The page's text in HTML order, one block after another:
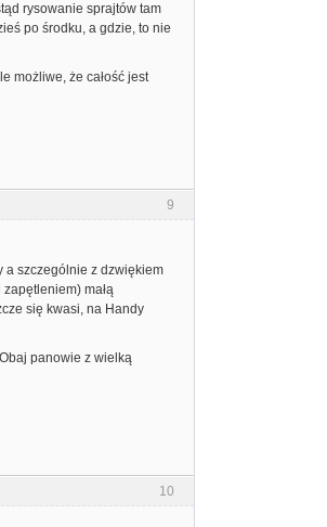
rysowanie sprajtów tam
po środku, a gdzie, to nie
możliwe, że całość jest
9
a szczególnie z dzwiękiem
małą
się kwasi, na Handy
. Obaj panowie z wielką
10